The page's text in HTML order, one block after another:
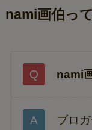
nami画伯っ
nami
ブロ